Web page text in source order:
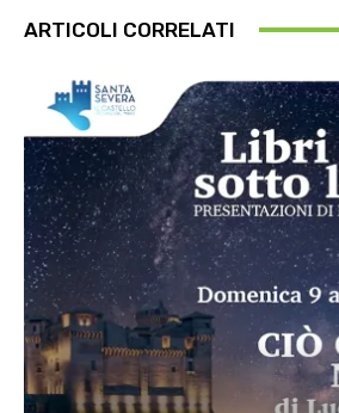
ARTICOLI CORRELATI